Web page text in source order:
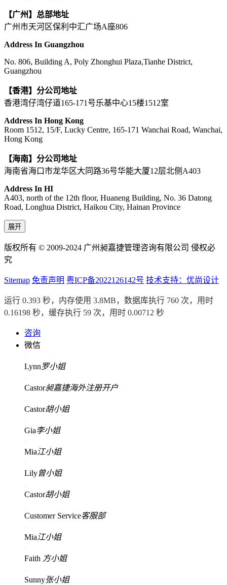
【广州】总部地址
广州市天河区保利中汇广场A座806
Address In Guangzhou
No. 806, Building A, Poly Zhonghui Plaza,Tianhe District,
Guangzhou
【香港】分公司地址
香港湾仔湾仔道165-171号乐基中心15楼1512室
Address In Hong Kong
Room 1512, 15/F, Lucky Centre, 165-171 Wanchai Road, Wanchai,
Hong Kong
【海南】分公司地址
海南省海口市龙华区大同路36号华能大厦12层北侧A403
Address In HI
A403, north of the 12th floor, Huaneng Building, No. 36 Datong
Road, Longhua District, Haikou City, Hainan Province
展开
版权所有 © 2009-2024 广州昶嘉捷管理咨询有限公司 侵权必
究
Sitemap 免责声明 粤ICP备2022126142号 技术支持：优尚设计
运行 0.393 秒，内存使用 3.8MB，数据库执行 760 次，用时
0.16198 秒，缓存执行 59 次，用时 0.00712 秒
咨询
微信
Lynn罗小姐
Castor昶嘉捷海外注册开户
Castor胡小姐
Gia李小姐
Mia江小姐
Lily曾小姐
Castor胡小姐
Customer Service客服部
Mia江小姐
Faith 方小姐
Sunny张小姐